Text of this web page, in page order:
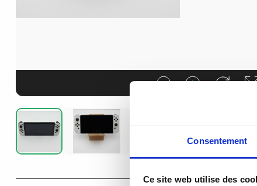
Consentement
Ce site web utilise des